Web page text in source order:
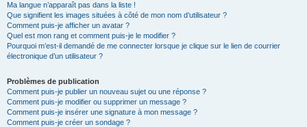
Ma langue n’apparaît pas dans la liste !
Que signifient les images situées à côté de mon nom d’utilisateur ?
Comment puis-je afficher un avatar ?
Quel est mon rang et comment puis-je le modifier ?
Pourquoi m’est-il demandé de me connecter lorsque je clique sur le lien de courrier
électronique d’un utilisateur ?
Problèmes de publication
Comment puis-je publier un nouveau sujet ou une réponse ?
Comment puis-je modifier ou supprimer un message ?
Comment puis-je insérer une signature à mon message ?
Comment puis-je créer un sondage ?